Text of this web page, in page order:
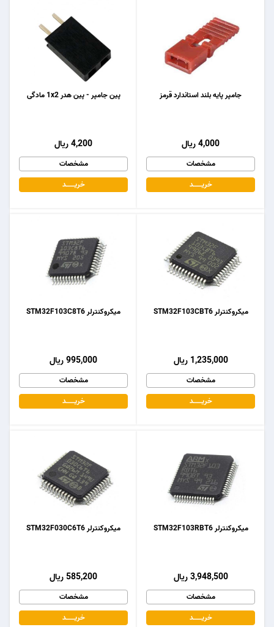
پین جامپر - پین هدر 1x2 مادگی
4,200 ریال
مشخصات
خریـــــــد
جامپر پایه بلند استاندارد قرمز
4,000 ریال
مشخصات
خریـــــــد
میکروکنترلر STM32F103C8T6
995,000 ریال
مشخصات
خریـــــــد
میکروکنترلر STM32F103CBT6
1,235,000 ریال
مشخصات
خریـــــــد
میکروکنترلر STM32F030C6T6
585,200 ریال
مشخصات
خریـــــــد
میکروکنترلر STM32F103RBT6
3,948,500 ریال
مشخصات
خریـــــــد